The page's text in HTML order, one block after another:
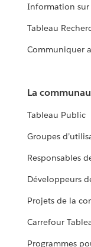
Information sur
Tableau
Communiquer
La
Tableau Public
Groupes
Responsables
Développeurs
Projets de la
Carrefour
Programmes